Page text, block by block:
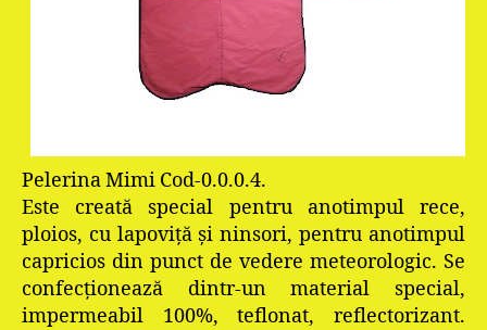
Pelerina Mimi Cod-0.0.0.4.
Este creată special pentru anotimpul rece,
ploios, cu lapoviţă şi ninsori, pentru anotimpul
capricios din punct de vedere meteorologic. Se
confecţionează dintr-un material special,
impermeabil 100%, teflonat, reflectorizant.